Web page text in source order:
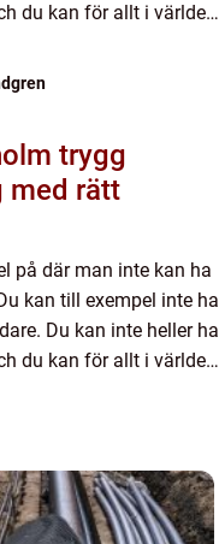
du kan för allt i världen
med rätt
på där man inte kan ha
kan till exempel inte ha
Du kan inte heller ha
du kan för allt i världen